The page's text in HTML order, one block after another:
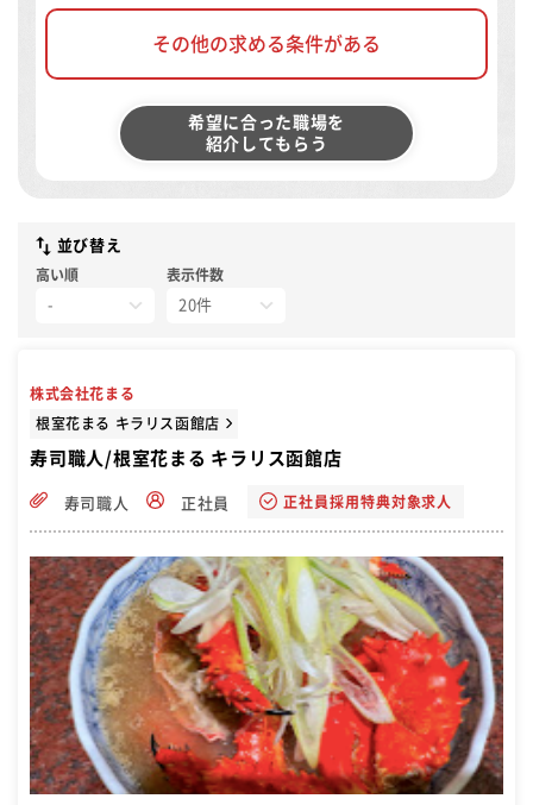
その他の求める条件がある
希望に合った職場を
紹介してもらう
並び替え
高い順 表示件数
株式会社花まる
根室花まる キラリス函館店
寿司職人/根室花まる キラリス函館店
寿司職人 正社員 正社員採用特典対象求人